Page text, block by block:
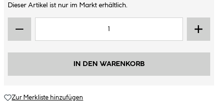
Dieser Artikel ist nur im Markt erhältlich.
IN DEN WARENKORB
Zur Merkliste hinzufügen